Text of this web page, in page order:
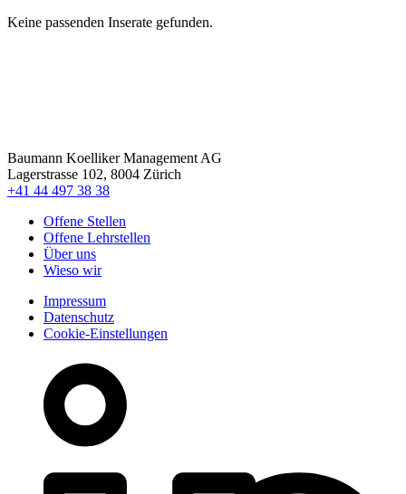
Keine passenden Inserate gefunden.
Baumann Koelliker Management AG
Lagerstrasse 102, 8004 Zürich
+41 44 497 38 38
Offene Stellen
Offene Lehrstellen
Über uns
Wieso wir
Impressum
Datenschutz
Cookie-Einstellungen